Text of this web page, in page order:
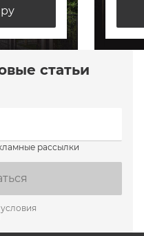
статьи
рассылки